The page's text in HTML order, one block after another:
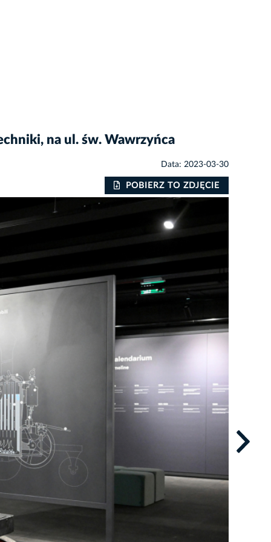
na ul. św. Wawrzyńca
Data: 2023-03-30
POBIERZ TO ZDJĘCIE